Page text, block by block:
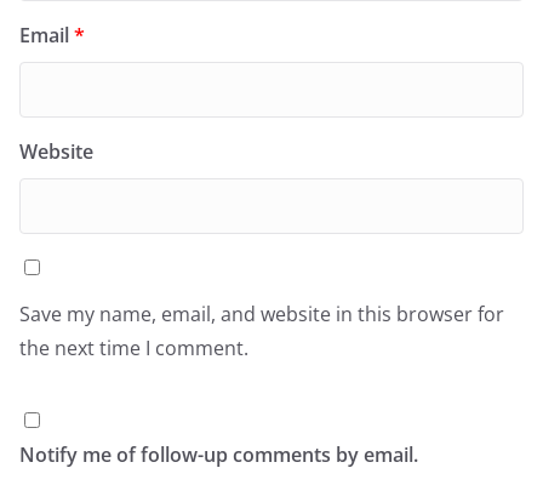
Email*
Website
Save my name, email, and website in this browser for
the next time I comment.
Notify me of follow-up comments by email.